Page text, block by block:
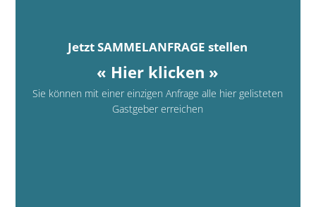
Jetzt SAMMELANFRAGE stellen
« Hier klicken »
Sie können mit einer einzigen Anfrage alle hier gelisteten
Gastgeber erreichen